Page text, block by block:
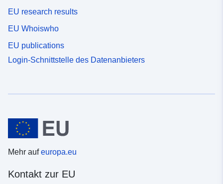
EU research results
EU Whoiswho
EU publications
Login-Schnittstelle des Datenanbieters
Mehr aufeuropa.eu
Kontakt zur EU